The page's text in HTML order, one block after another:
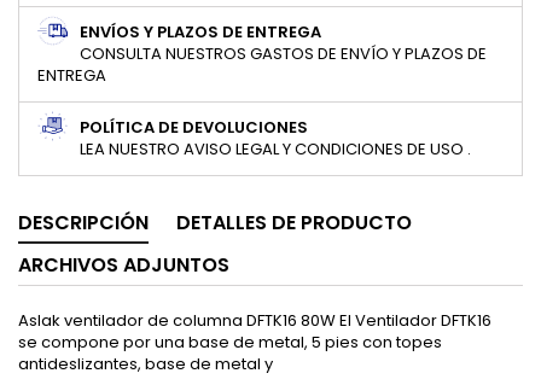
ENVÍOS Y PLAZOS DE ENTREGA
CONSULTA NUESTROS GASTOS DE ENVÍO Y PLAZOS DE
ENTREGA
POLÍTICA DE DEVOLUCIONES
LEA NUESTRO AVISO LEGAL Y CONDICIONES DE USO .
DESCRIPCIÓN
DETALLES DE PRODUCTO
ARCHIVOS ADJUNTOS
Aslak ventilador de columna DFTK16 80W El Ventilador DFTK16
se compone por una base de metal, 5 pies con topes
antideslizantes, base de metal y